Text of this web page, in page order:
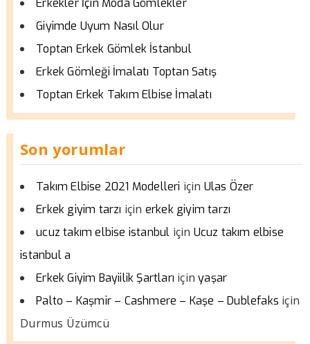
Erkekler İçin Moda Gömlekler
Giyimde Uyum Nasıl Olur
Toptan Erkek Gömlek İstanbul
Erkek Gömleği İmalatı Toptan Satış
Toptan Erkek Takım Elbise İmalatı
Son yorumlar
Takım Elbise 2021 Modelleri için Ulas Özer
Erkek giyim tarzı için erkek giyim tarzı
ucuz takım elbise istanbul için Ucuz takım elbise
istanbul a
Erkek Giyim Bayiilik Şartları içinyaşar
Palto – Kaşmir – Cashmere – Kaşe – Dublefaks için
Durmus Üzümcü